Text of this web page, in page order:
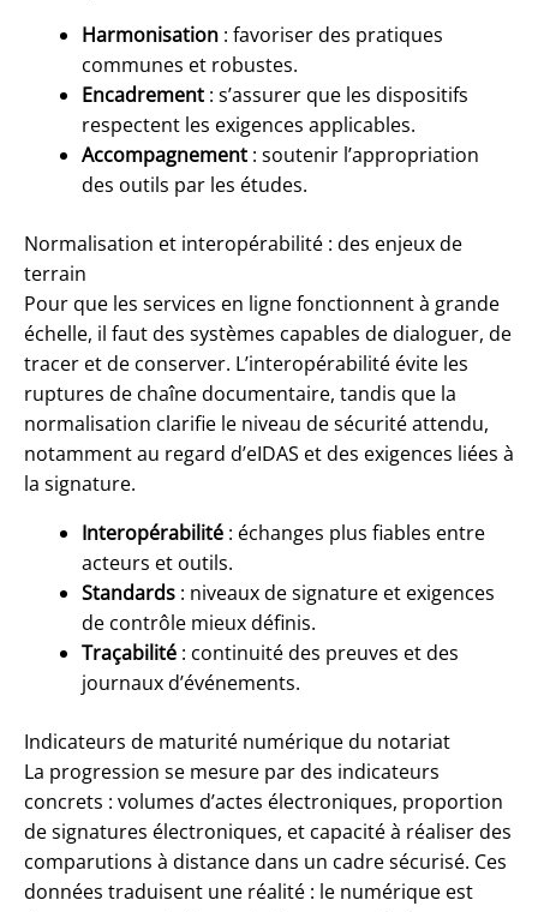
Harmonisation : favoriser des pratiques
communes et robustes.
Encadrement : s’assurer que les dispositifs
respectent les exigences applicables.
Accompagnement : soutenir l’appropriation
des outils par les études.
Normalisation et interopérabilité : des enjeux de
terrain
Pour que les services en ligne fonctionnent à grande
échelle, il faut des systèmes capables de dialoguer, de
tracer et de conserver. L’interopérabilité évite les
ruptures de chaîne documentaire, tandis que la
normalisation clarifie le niveau de sécurité attendu,
notamment au regard d’eIDAS et des exigences liées à
la signature.
Interopérabilité : échanges plus fiables entre
acteurs et outils.
Standards : niveaux de signature et exigences
de contrôle mieux définis.
Traçabilité : continuité des preuves et des
journaux d’événements.
Indicateurs de maturité numérique du notariat
La progression se mesure par des indicateurs
concrets : volumes d’actes électroniques, proportion
de signatures électroniques, et capacité à réaliser des
comparutions à distance dans un cadre sécurisé. Ces
données traduisent une réalité : le numérique est